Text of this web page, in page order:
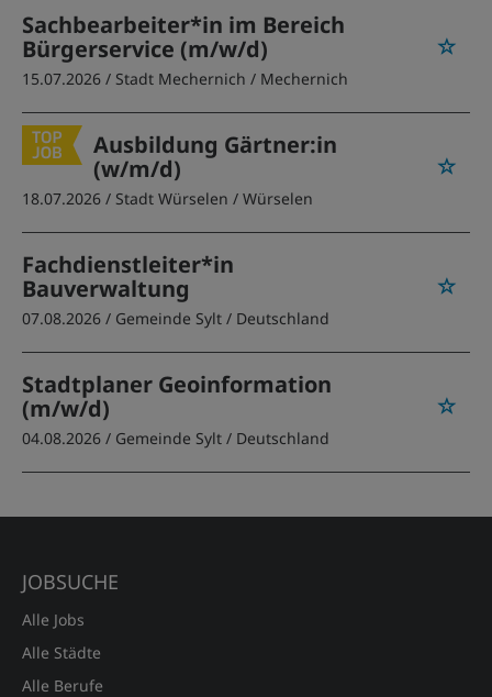
Sachbearbeiter*in im Bereich
Bürgerservice (m/w/d)
15.07.2026 / Stadt Mechernich / Mechernich
Ausbildung Gärtner:in
(w/m/d)
18.07.2026 / Stadt Würselen / Würselen
Fachdienstleiter*in
Bauverwaltung
07.08.2026 / Gemeinde Sylt / Deutschland
Stadtplaner Geoinformation
(m/w/d)
04.08.2026 / Gemeinde Sylt / Deutschland
JOBSUCHE
Alle Jobs
Alle Städte
Alle Berufe